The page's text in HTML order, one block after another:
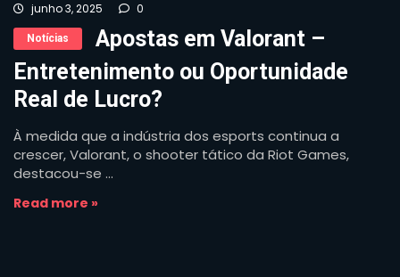
junho 3, 2025 0
Notícias
Apostas em Valorant –
Entretenimento ou Oportunidade
Real de Lucro?
À medida que a indústria dos esports continua a
crescer, Valorant, o shooter tático da Riot Games,
destacou-se ...
Read more »